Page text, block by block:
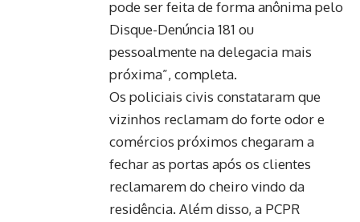
pode ser feita de forma anônima pelo
Disque-Denúncia 181 ou
pessoalmente na delegacia mais
próxima”, completa.
Os policiais civis constataram que
vizinhos reclamam do forte odor e
comércios próximos chegaram a
fechar as portas após os clientes
reclamarem do cheiro vindo da
residência. Além disso, a PCPR